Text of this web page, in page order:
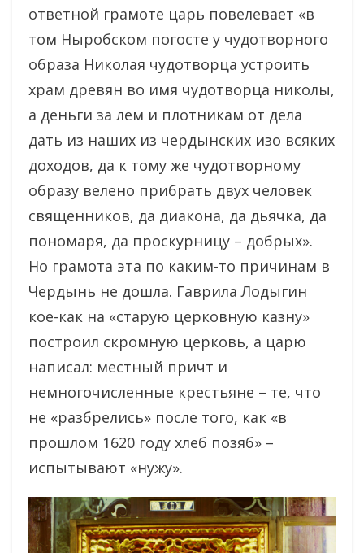
ответной грамоте царь повелевает «в
том Ныробском погосте у чудотворного
образа Николая чудотворца устроить
храм древян во имя чудотворца николы,
а деньги за лем и плотникам от дела
дать из наших из чердынских изо всяких
доходов, да к тому же чудотворному
образу велено прибрать двух человек
священников, да диакона, да дьячка, да
пономаря, да проскурницу – добрых».
Но грамота эта по каким-то причинам в
Чердынь не дошла. Гаврила Лодыгин
кое-как на «старую церковную казну»
построил скромную церковь, а царю
написал: местный причт и
немногочисленные крестьяне – те, что
не «разбрелись» после того, как «в
прошлом 1620 году хлеб позяб» –
испытывают «нужу».